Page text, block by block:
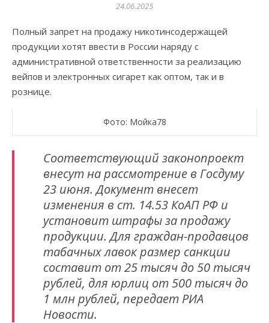
24.06.2025
Полный запрет на продажу никотинсодержащей
продукции хотят ввести в России наряду с
административной ответственности за реализацию
вейпов и электронных сигарет как оптом, так и в
рознице.
Фото: Мойка78
Соответствующий законопроект
внесут на рассмотрение в Госдуму
23 июня. Документ внесет
изменения в ст. 14.53 КоАП РФ и
установит штрафы за продажу
продукции. Для граждан-продавцов
табачных лавок размер санкции
составит от 25 тысяч до 50 тысяч
рублей, для юрлиц от 500 тысяч до
1 млн рублей, передает РИА
Новости.